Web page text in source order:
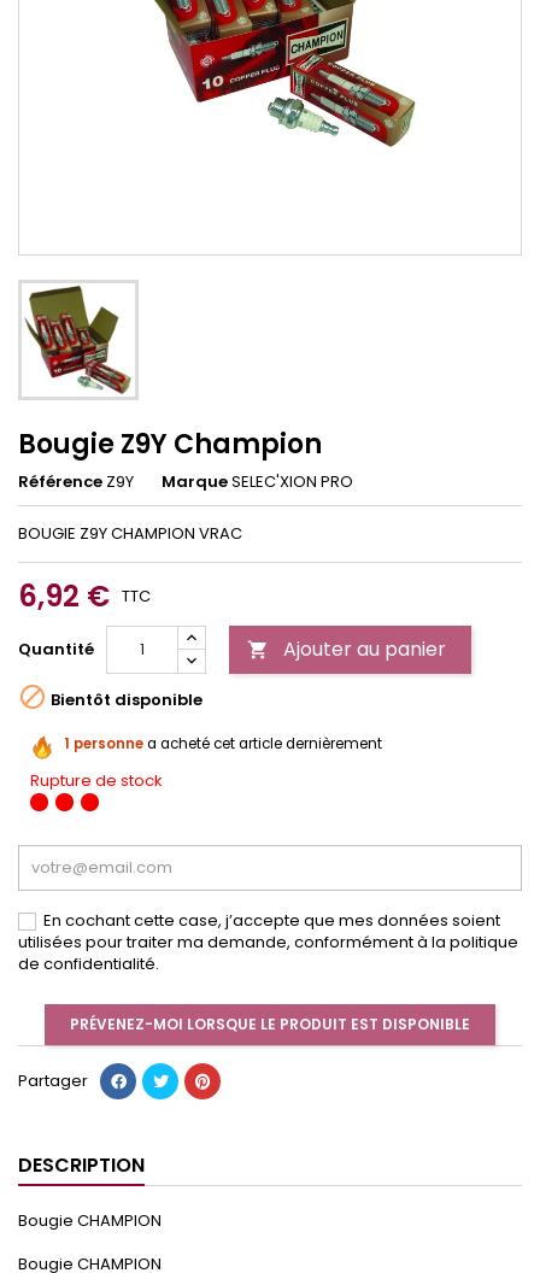
Bougie Z9Y Champion
Référence Z9Y MarqueSELEC'XION PRO
BOUGIE Z9Y CHAMPION VRAC
6,92 € TTC
Quantité  Ajouter au panier
 Bientôt disponible
1 personnea acheté cet article dernièrement
Rupture de stock
En cochant cette case, j’accepte que mes données soient
utilisées pour traiter ma demande, conformément à la politique
de confidentialité.
PRÉVENEZ-MOI LORSQUE LE PRODUIT EST DISPONIBLE
Partager
DESCRIPTION
Bougie CHAMPION
Bougie CHAMPION